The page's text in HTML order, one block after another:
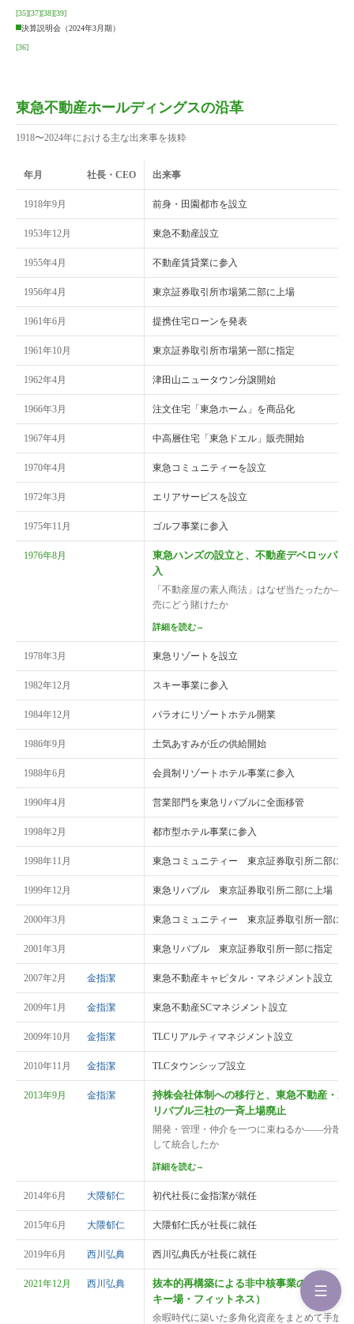
[35][37][38][39]
決算説明会（2024年3月期）
[36]
東急不動産ホールディングスの沿革
1918〜2024年における主な出来事を抜粋
年月 社長・CEO 出来事
1918年9月 前身・田園都市を設立
1953年12月 東急不動産設立
1955年4月 不動産賃貸業に参入
1956年4月 東京証券取引所市場第二部に上場
1961年6月 提携住宅ローンを発表
1961年10月 東京証券取引所市場第一部に指定
1962年4月 津田山ニュータウン分譲開始
1966年3月 注文住宅「東急ホーム」を商品化
1967年4月 中高層住宅「東急ドエル」販売開始
1970年4月 東急コミュニティーを設立
1972年3月 エリアサービスを設立
1975年11月 ゴルフ事業に参入
1976年8月
東急ハンズの設立と、不動産デベロッパー
入
「不動産屋の素人商法」はなぜ当たったか
売にどう賭けたか
詳細を読む→
1978年3月 東急リゾートを設立
1982年12月 スキー事業に参入
1984年12月 パラオにリゾートホテル開業
1986年9月 土気あすみが丘の供給開始
1988年6月 会員制リゾートホテル事業に参入
1990年4月 営業部門を東急リバブルに全面移管
1998年2月 都市型ホテル事業に参入
1998年11月 東急コミュニティー 東京証券取引所二部に上
1999年12月 東急リバブル 東京証券取引所二部に上場
2000年3月 東急コミュニティー 東京証券取引所一部に指
2001年3月 東急リバブル 東京証券取引所一部に指定
2007年2月 金指潔 東急不動産キャピタル・マネジメント設立
2009年1月 金指潔 東急不動産SCマネジメント設立
2009年10月 金指潔 TLCリアルティマネジメント設立
2010年11月 金指潔 TLCタウンシップ設立
2013年9月 金指潔
持株会社体制への移行と、東急不動産・東
リバブル三社の一斉上場廃止
開発・管理・仲介を一つに束ねるか——分散し
して統合したか
詳細を読む→
2014年6月 大隈郁仁 初代社長に金指潔が就任
2015年6月 大隈郁仁 大隈郁仁氏が社長に就任
2019年6月 西川弘典 西川弘典氏が社長に就任
2021年12月 西川弘典
抜本的再構築による非中核事業の一斉譲渡
キー場・フィットネス）
余暇時代に築いた多角化資産をまとめて手放